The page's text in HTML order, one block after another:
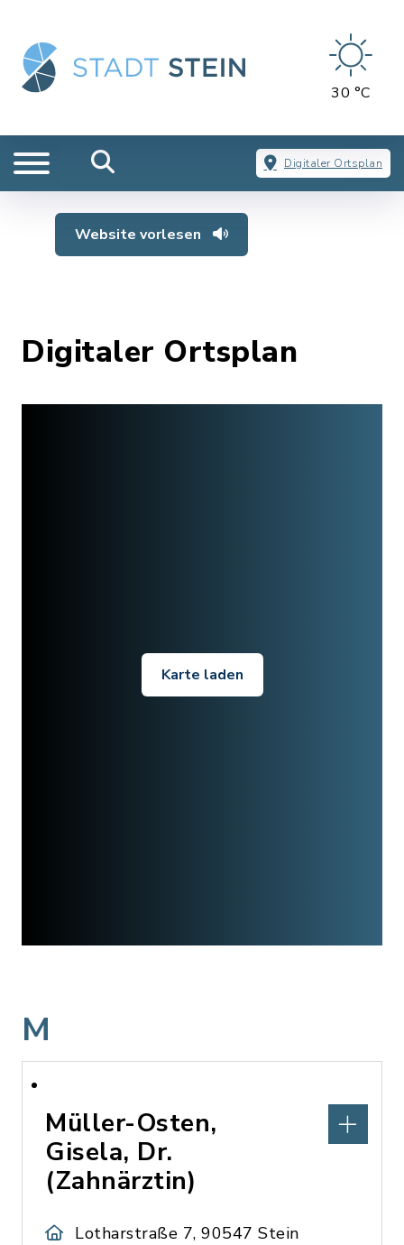
30 °C
Digitaler Ortsplan
Website vorlesen
Digitaler Ortsplan
Karte laden
M
Müller-Osten,
Gisela, Dr.
(Zahnärztin)
Lotharstraße 7, 90547 Stein